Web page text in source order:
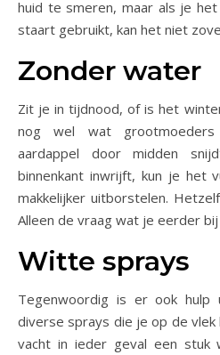
huid te smeren, maar als je
staart gebruikt, kan het niet
Zonder water
Zit je in tijdnood, of is het
nog wel wat
aardappel door midden
binnenkant inwrijft, kun je het
makkelijker uitborstelen.
Alleen de vraag wat je eerder
Witte sprays
Tegenwoordig is er ook
diverse sprays die je op de
vacht in ieder geval een